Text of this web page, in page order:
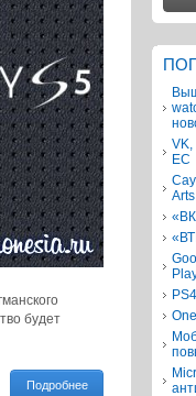
будет
Подробнее
VK,
ЕС
Arts